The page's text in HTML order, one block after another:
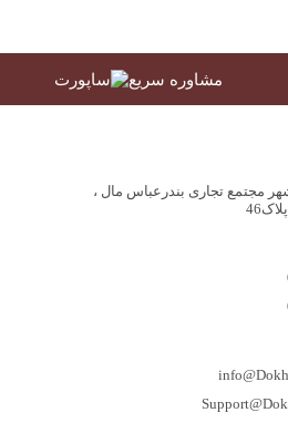
مشاوره سریع
مجتمع تجاری بندرعباس مال ،